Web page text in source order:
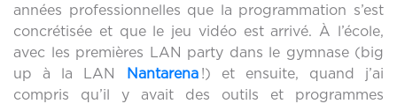
années professionnelles que la programmation s’est
concrétisée et que le jeu vidéo est arrivé. À l’école,
avec les premières LAN party dans le gymnase (big
up à la LAN Nantarena!) et ensuite, quand j’ai
compris qu’il y avait des outils et programmes